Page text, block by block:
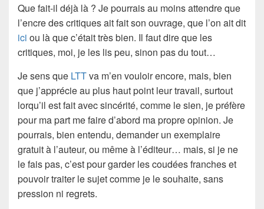
Que fait-il déjà là ? Je pourrais au moins attendre que
l’encre des critiques ait fait son ouvrage, que l’on ait dit
ici ou là que c’était très bien. Il faut dire que les
critiques, moi, je les lis peu, sinon pas du tout…
Je sens que LTTva m’en vouloir encore, mais, bien
que j’apprécie au plus haut point leur travail, surtout
lorqu’il est fait avec sincérité, comme le sien, je préfère
pour ma part me faire d’abord ma propre opinion. Je
pourrais, bien entendu, demander un exemplaire
gratuità l’auteur, ou même à l’éditeur… mais, si je ne
le fais pas, c’est pour garder les coudées franches et
pouvoir traiter le sujet comme je le souhaite, sans
pression ni regrets.